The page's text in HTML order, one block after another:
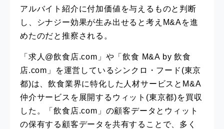
アルバイト紹介に付加価値を与えるものと判断
し、シナジー効果が生み出せると考えM&Aを進
めたのだと推察される。
「求人@飲食店.com」や「飲食 M&A by 飲食
店.com」を運営しているシンクロ・フード(東京
都)は、飲食業界に特化した人材サービスとM&A
仲介サービスを展開するウィット(東京都)を買収
した。「飲食店.com」の顧客データとウィット
の保有する顧客データを共有することで、多く